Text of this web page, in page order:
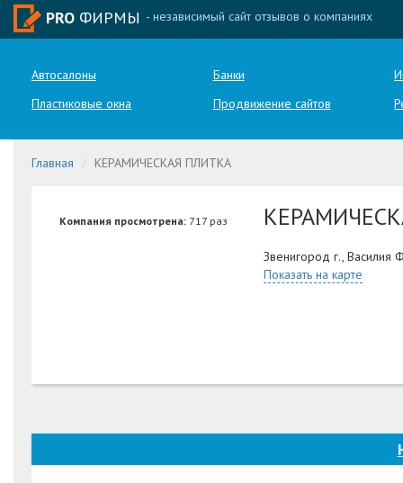
PRO ФИРМЫ - независимый сайт отзывов о компаниях
Автосалоны Банки
Пластиковые окна
Продвижение сайтов
Главная КЕРАМИЧЕСКАЯ ПЛИТКА
Компания просмотрена: 717 раз
Звенигород г., Василия
Показать на карте